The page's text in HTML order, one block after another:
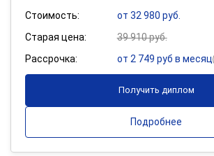
Стоимость:
от 32 980 руб.
Старая цена:
39 910 руб.
Рассрочка:
от 2 749 руб в месяц
Получить диплом
Подробнее